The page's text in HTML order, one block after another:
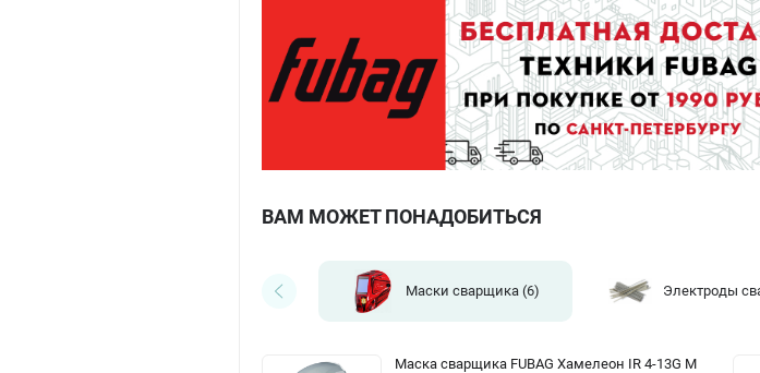
ВАМ МОЖЕТ ПОНАДОБИТЬСЯ
Маски сварщика (6) Электроды
Маска сварщика FUBAG Хамелеон IR 4-13G M